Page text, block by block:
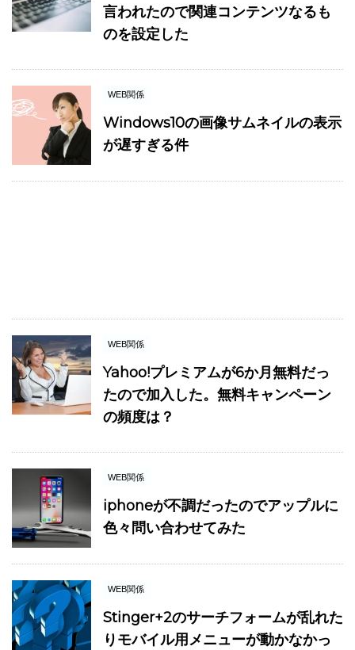
言われたので関連コンテンツなるも
のを設定した
WEB関係
Windows10の画像サムネイルの表示
が遅すぎる件
WEB関係
Yahoo!プレミアムが6か月無料だっ
たので加入した。無料キャンペーン
の頻度は？
WEB関係
iphoneが不調だったのでアップルに
色々問い合わせてみた
WEB関係
Stinger+2のサーチフォームが乱れた
りモバイル用メニューが動かなかっ